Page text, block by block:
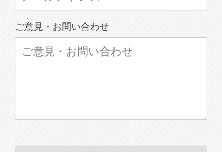
ご意見・お問い合わせ